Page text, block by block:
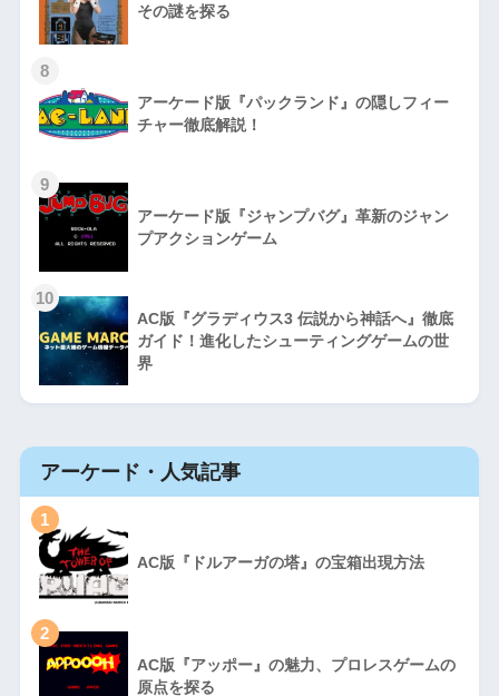
その謎を探る
8
アーケード版『パックランド』の隠しフィー
チャー徹底解説！
9
アーケード版『ジャンプバグ』革新のジャン
プアクションゲーム
10
AC版『グラディウス3 伝説から神話へ』徹底
ガイド！進化したシューティングゲームの世
界
アーケード・人気記事
1
AC版『ドルアーガの塔』の宝箱出現方法
2
AC版『アッポー』の魅力、プロレスゲームの
原点を探る